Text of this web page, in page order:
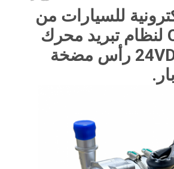
للسيارات من
سلسلة OWP لنظام تبريد محرك
الشاحنات 24VDC رأس مضخة